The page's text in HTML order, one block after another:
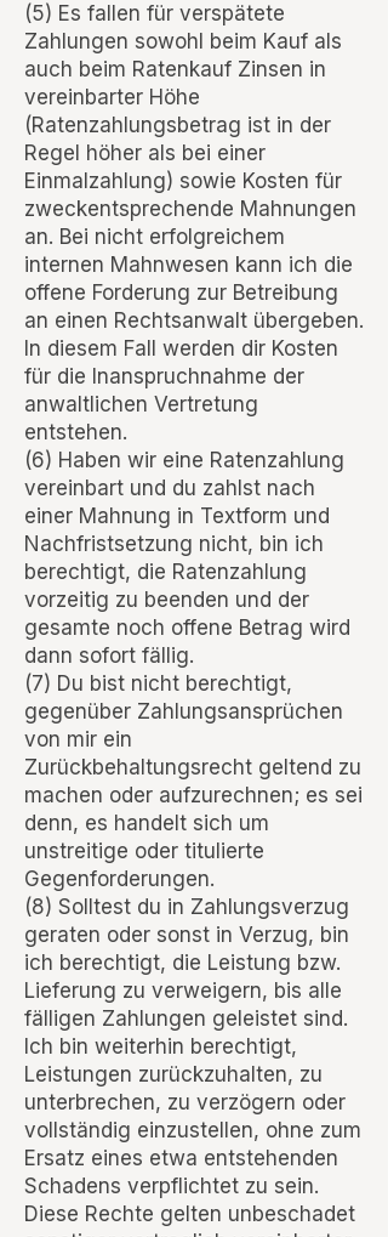
(5) Es fallen für verspätete
Zahlungen sowohl beim Kauf als
auch beim Ratenkauf Zinsen in
vereinbarter Höhe
(Ratenzahlungsbetrag ist in der
Regel höher als bei einer
Einmalzahlung) sowie Kosten für
zweckentsprechende Mahnungen
an. Bei nicht erfolgreichem
internen Mahnwesen kann ich die
offene Forderung zur Betreibung
an einen Rechtsanwalt übergeben.
In diesem Fall werden dir Kosten
für die Inanspruchnahme der
anwaltlichen Vertretung
entstehen.
(6) Haben wir eine Ratenzahlung
vereinbart und du zahlst nach
einer Mahnung in Textform und
Nachfristsetzung nicht, bin ich
berechtigt, die Ratenzahlung
vorzeitig zu beenden und der
gesamte noch offene Betrag wird
dann sofort fällig.
(7) Du bist nicht berechtigt,
gegenüber Zahlungsansprüchen
von mir ein
Zurückbehaltungsrecht geltend zu
machen oder aufzurechnen; es sei
denn, es handelt sich um
unstreitige oder titulierte
Gegenforderungen.
(8) Solltest du in Zahlungsverzug
geraten oder sonst in Verzug, bin
ich berechtigt, die Leistung bzw.
Lieferung zu verweigern, bis alle
fälligen Zahlungen geleistet sind.
Ich bin weiterhin berechtigt,
Leistungen zurückzuhalten, zu
unterbrechen, zu verzögern oder
vollständig einzustellen, ohne zum
Ersatz eines etwa entstehenden
Schadens verpflichtet zu sein.
Diese Rechte gelten unbeschadet